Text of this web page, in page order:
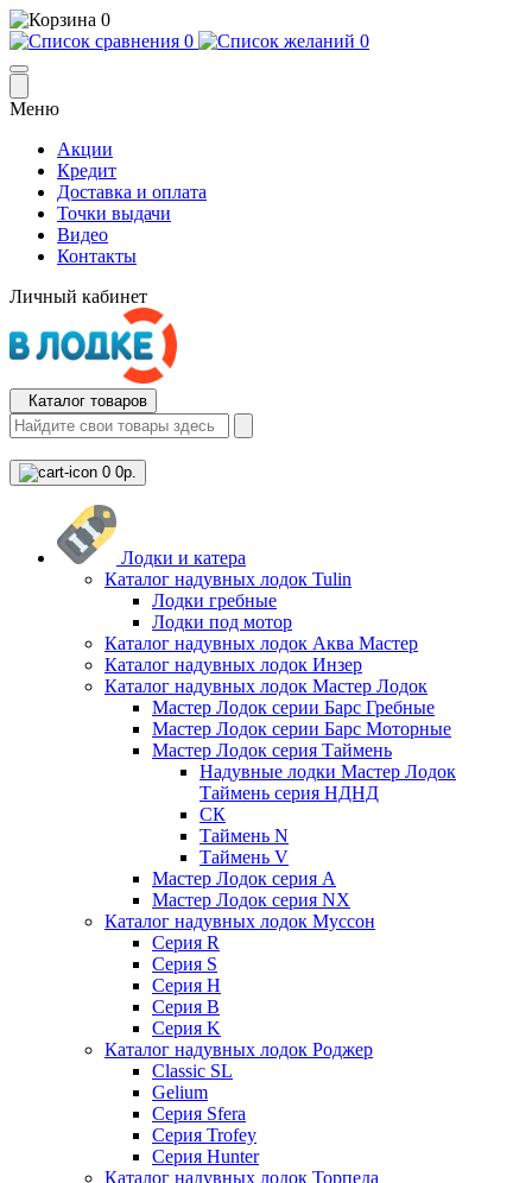
0
0
0
Меню
Акции
Кредит
Доставка и оплата
Точки выдачи
Видео
Контакты
Личный кабинет
Каталог товаров
0 0р.
Лодки и катера
Каталог надувных лодок Tulin
Лодки гребные
Лодки под мотор
Каталог надувных лодок Аква Мастер
Каталог надувных лодок Инзер
Каталог надувных лодок Мастер Лодок
Мастер Лодок серии Барс Гребные
Мастер Лодок серии Барс Моторные
Мастер Лодок серия Таймень
Надувные лодки Мастер Лодок
Таймень серия НДНД
СК
Таймень N
Таймень V
Мастер Лодок серия А
Мастер Лодок серия NX
Каталог надувных лодок Муссон
Серия R
Серия S
Серия H
Серия B
Серия K
Каталог надувных лодок Роджер
Classic SL
Gelium
Серия Sfera
Серия Trofey
Серия Hunter
Каталог надувных лодок Торпеда